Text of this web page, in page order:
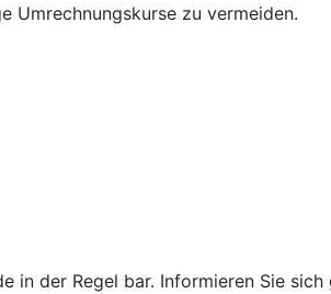
Umrechnungskurse zu vermeiden.
in der Regel bar. Informieren Sie